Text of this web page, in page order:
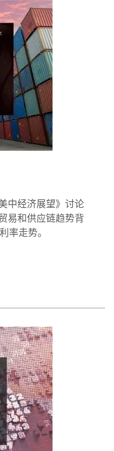
中经济展望》讨论
易和供应链趋势背
率走势。
告2024 *